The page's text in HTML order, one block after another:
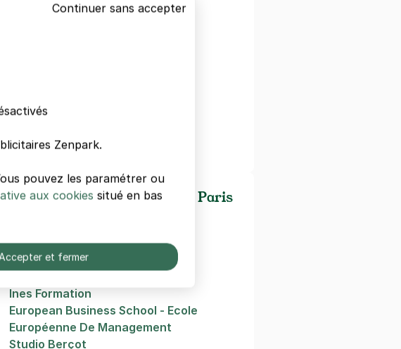
Hôpital Cochin
Saint-Michel
Cinéma Quartier Latin I
Autres écoles/universités de Paris
Gobelins
Itecom Artdesign
Ines Formation
European Business School - Ecole
Européenne De Management
Studio Berçot
Continuer sans accepter
Zenpark.
pouvez les paramétrer ou
aux cookies situé en bas
et fermer